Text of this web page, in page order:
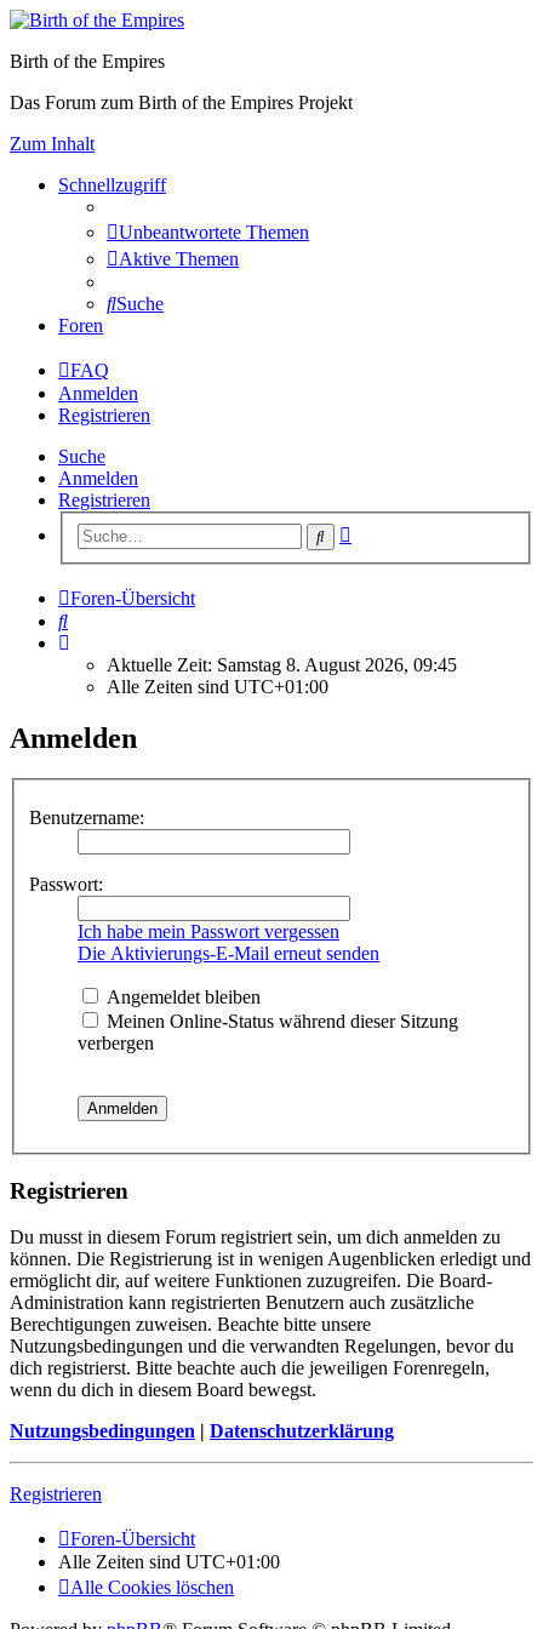
Birth of the Empires
Das Forum zum Birth of the Empires Projekt
Zum Inhalt
Schnellzugriff
Unbeantwortete Themen
Aktive Themen
Suche
Foren
FAQ
Anmelden
Registrieren
Suche
Anmelden
Registrieren
Suche
Foren-Übersicht
Suche
Aktuelle Zeit: Samstag 8. August 2026, 09:45
Alle Zeiten sind UTC+01:00
Anmelden
Benutzername:
Passwort:
Ich habe mein Passwort vergessen
Die Aktivierungs-E-Mail erneut senden
Angemeldet bleiben
Meinen Online-Status während dieser Sitzung
verbergen
Registrieren
Du musst in diesem Forum registriert sein, um dich anmelden zu
können. Die Registrierung ist in wenigen Augenblicken erledigt und
ermöglicht dir, auf weitere Funktionen zuzugreifen. Die Board-
Administration kann registrierten Benutzern auch zusätzliche
Berechtigungen zuweisen. Beachte bitte unsere
Nutzungsbedingungen und die verwandten Regelungen, bevor du
dich registrierst. Bitte beachte auch die jeweiligen Forenregeln,
wenn du dich in diesem Board bewegst.
Nutzungsbedingungen | Datenschutzerklärung
Registrieren
Foren-Übersicht
Alle Zeiten sind UTC+01:00
Alle Cookies löschen